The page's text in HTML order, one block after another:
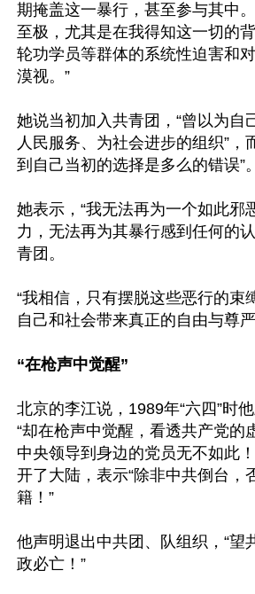
期掩盖这一暴行，甚至参与其中
至极，尤其是在我得知这一切的
轮功学员等群体的系统性迫害和
漠视。”
她说当初加入共青团，“曾以为自
人民服务、为社会进步的组织”，
到自己当初的选择是多么的错误”。
她表示，“我无法再为一个如此邪
力，无法再为其暴行感到任何的
青团。
“我相信，只有摆脱这些恶行的束
自己和社会带来真正的自由与尊
“在枪声中觉醒”
北京的李江说，1989年“六四”时
“却在枪声中觉醒，看透共产党的
中央领导到身边的党员无不如此
开了大陆，表示“除非中共倒台，
籍！”
他声明退出中共团、队组织，“望
政必亡！”